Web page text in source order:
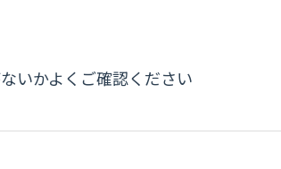
いかよくご確認ください